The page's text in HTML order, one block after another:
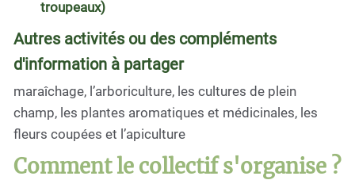
troupeaux)
Autres activités ou des compléments
d'information à partager
maraîchage, l’arboriculture, les cultures de plein
champ, les plantes aromatiques et médicinales, les
fleurs coupées et l’apiculture
Comment le collectif s'organise ?